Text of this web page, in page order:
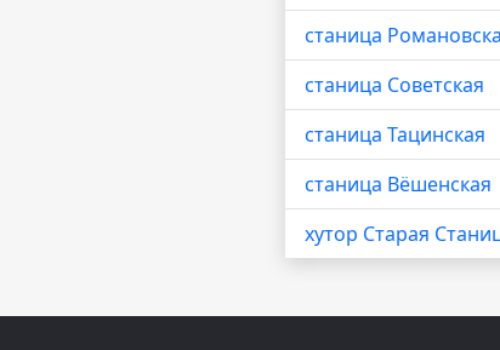
станица
станица Советская
станица Тацинская
станица Вёшенская
хутор Старая